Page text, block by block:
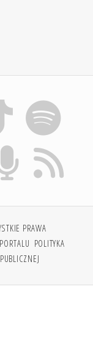
PRAWA
POLITYKA